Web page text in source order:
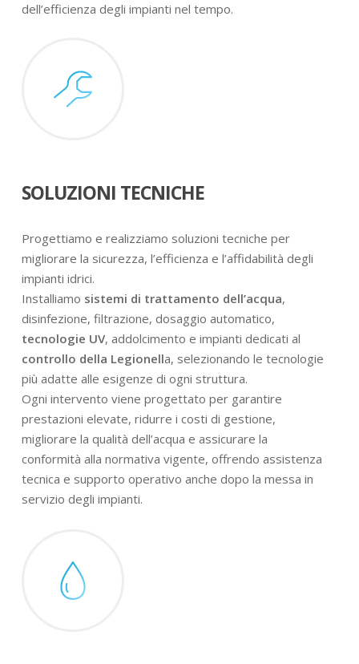
dell’efficienza degli impianti nel tempo.
SOLUZIONI TECNICHE
Progettiamo e realizziamo soluzioni tecniche per
migliorare la sicurezza, l’efficienza e l’affidabilità degli
impianti idrici.
Installiamo sistemi di trattamento dell’acqua,
disinfezione, filtrazione, dosaggio automatico,
tecnologie UV, addolcimento e impianti dedicati al
controllo della Legionella, selezionando le tecnologie
più adatte alle esigenze di ogni struttura.
Ogni intervento viene progettato per garantire
prestazioni elevate, ridurre i costi di gestione,
migliorare la qualità dell’acqua e assicurare la
conformità alla normativa vigente, offrendo assistenza
tecnica e supporto operativo anche dopo la messa in
servizio degli impianti.